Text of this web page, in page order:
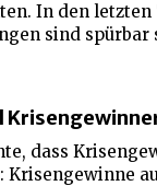
In den
sind
dass
Krisengewinne